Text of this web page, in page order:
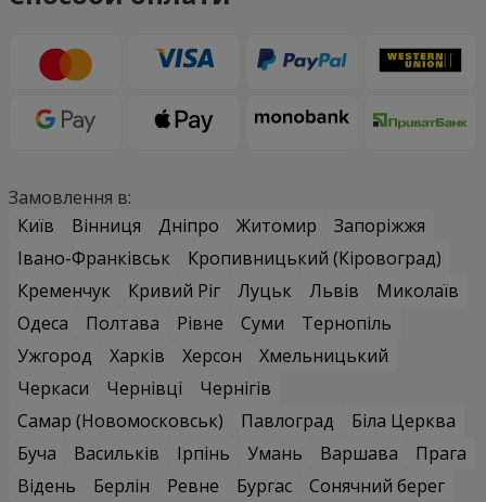
Замовлення в:
Київ
Вінниця Дніпро Житомир
Запоріжжя
Івано-Франківськ
Кропивницький (Кіровоград)
Кременчук
Кривий Ріг Луцьк Львів
Миколаїв
Одеса
Полтава Рівне Суми
Тернопіль
Ужгород
Харків Херсон
Хмельницький
Черкаси
Чернівці
Чернігів
Самар (Новомосковськ)
Павлоград
Біла Церква
Буча
Васильків Ірпінь Умань Варшава
Прага
Відень
Берлін Ревне Бургас
Сонячний берег